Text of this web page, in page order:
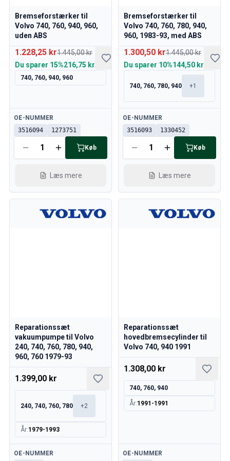
Volvo 240/260 Kølesystem
Volvo 240/260 Gearkasse/baghjulsaffjedring
Volvo 740/760/780 Reservedele
Volvo 740/760/780 Bremsesystem
Volvo 700 Brændstof/udstødningssystem
Volvo 740/760/780 Diverse
Volvo 740/760/780 Elektrisk udstyr
Volvo 740/760/780 Motor gashåndtag
Volvo 700 Varmeanlæg/Friskluftsenhed
Volvo 700 fælge/navkapsler
Volvo 700 Motordele
Volvo 740/760/780 Karrosseridele
Volvo 740/760/780 Interiørdele
Volvo 740/760/780 Forhjulsaffjedring
Volvo 850 Motordele
Volvo 850 Elektrisk udstyr
Volvo 850 Varmeanlæg
Volvo 850 Diverse dele
Bremser
Motor
Fælge & Dæk
Bremseforstærker til
Volvo 740, 760, 940, 960,
uden ABS
1.228,25 kr1.445,00 kr
Du sparer 15%216,75 kr
740, 760, 940, 960
Tilgængelig
OE-NUMMER
3516094
1273751
Køb
Læs mere
Bremseforstærker til
Volvo 740, 760, 780, 940,
960, 1983-93, med ABS
1.300,50 kr1.445,00 kr
Du sparer 10%144,50 kr
740, 760, 780, 940 +1
Tilgængelig
OE-NUMMER
3516093
1330452
Køb
Læs mere
Reparationssæt
vakuumpumpe til Volvo
240, 740, 760, 780, 940,
960, 760 1979-93
1.399,00 kr
240, 740, 760, 780 +2
År:1979-1993
Tilgængelig
OE-NUMMER
Reparationssæt
hovedbremsecylinder til
Volvo 740, 940 1991
1.308,00 kr
740, 760, 940
År:1991-1991
Tilgængelig
OE-NUMMER